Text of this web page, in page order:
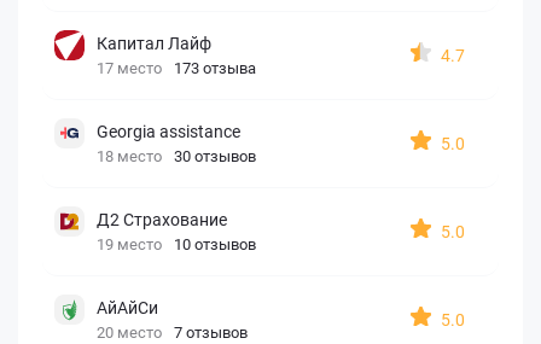
Капитал Лайф
17 место 173 отзыва
4.7
Georgia assistance
18 место 30 отзывов
5.0
Д2 Страхование
19 место 10 отзывов
5.0
АйАйСи
20 место 7 отзывов
5.0